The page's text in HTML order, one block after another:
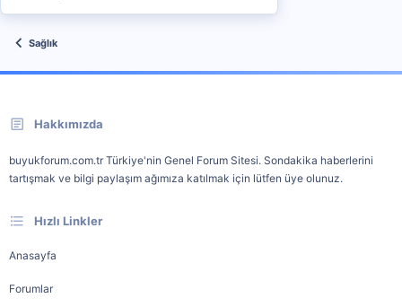
Sağlık
Hakkımızda
buyukforum.com.tr Türkiye'nin Genel Forum Sitesi. Sondakika haberlerini
tartışmak ve bilgi paylaşım ağımıza katılmak için lütfen üye olunuz.
Hızlı Linkler
Anasayfa
Forumlar